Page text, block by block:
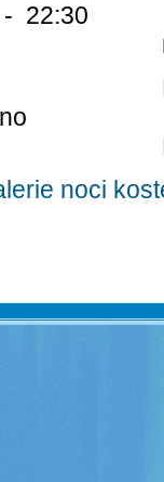
- 22:30
noci